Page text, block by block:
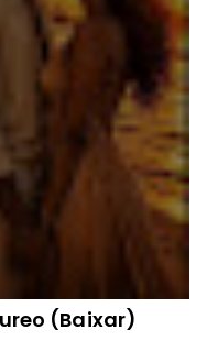
(Baixar)